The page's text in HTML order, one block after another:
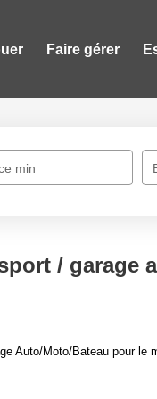
Faire gérer
min
/ garage
Auto/Moto/Bateau pour